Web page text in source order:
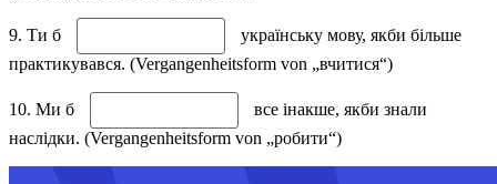
9. Ти б
українську мову, якби більше
практикувався. (Vergangenheitsform von „вчитися“)
10. Ми б
все інакше, якби знали
наслідки. (Vergangenheitsform von „робити“)